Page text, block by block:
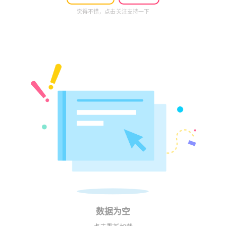
觉得不错，点击关注支持一下
数据为空